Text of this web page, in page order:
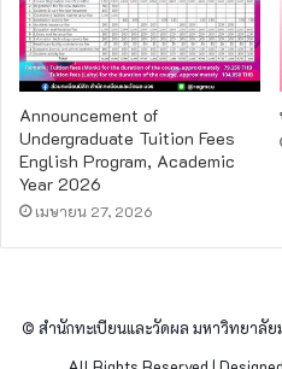
Announcement of
Undergraduate Tuition Fees
English Program, Academic
Year 2026
เมษายน 27, 2026
© สำนักทะเบียนและวัดผล มหาวิทยา